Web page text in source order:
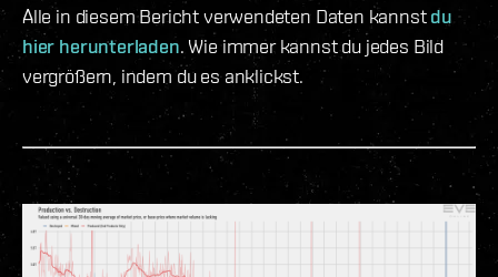
Alle in diesem Bericht verwendeten Daten kannstdu
hier herunterladen. Wie immer kannst du jedes Bild
vergrößern, indem du es anklickst.